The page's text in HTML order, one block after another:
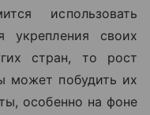
использовать
укрепления своих
стран, то рост
может побудить их
особенно на фоне